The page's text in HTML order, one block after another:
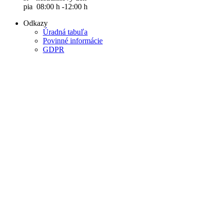
pia 08:00 h -12:00 h
Odkazy
Úradná tabuľa
Povinné informácie
GDPR